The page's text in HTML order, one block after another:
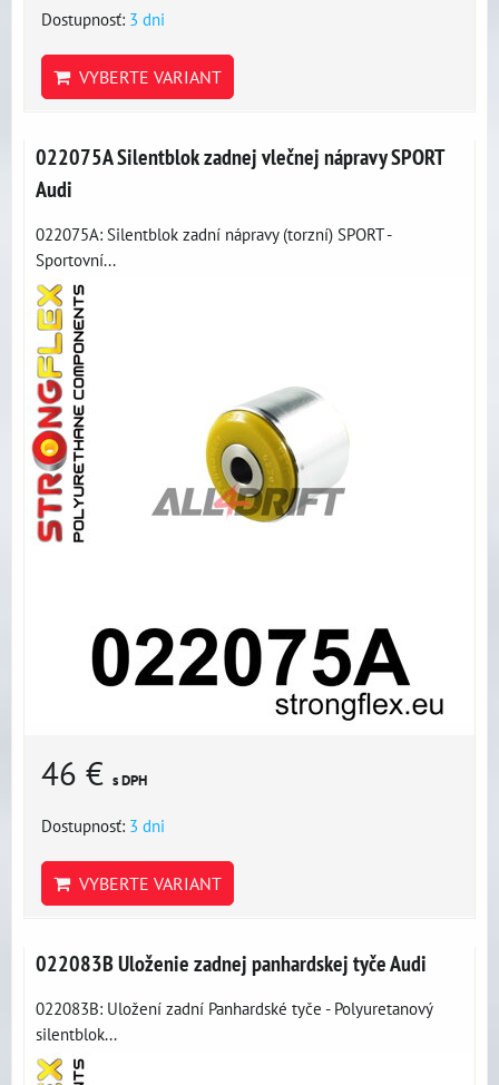
Dostupnosť: 3 dni
VYBERTE VARIANT
022075A Silentblok zadnej vlečnej nápravy SPORT
Audi
022075A: Silentblok zadní nápravy (torzní) SPORT -
Sportovní...
46 € s DPH
Dostupnosť: 3 dni
VYBERTE VARIANT
022083B Uloženie zadnej panhardskej tyče Audi
022083B: Uložení zadní Panhardské tyče - Polyuretanový
silentblok...